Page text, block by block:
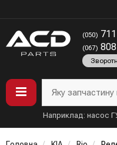
(050)
(067)
Яку
Наприклад: насос